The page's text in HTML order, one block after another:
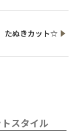
たぬきカット☆
スタイル